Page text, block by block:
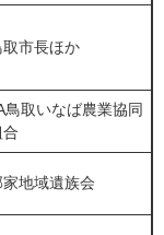
取市長ほか
鳥取いなば農業協同
家地域遺族会